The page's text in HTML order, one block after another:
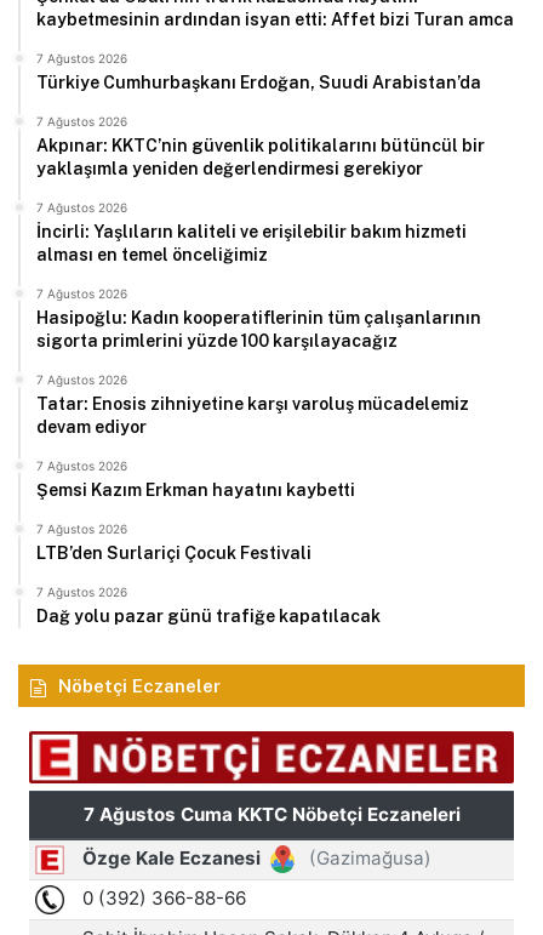
kaybetmesinin ardından isyan etti: Affet bizi Turan amca
7 Ağustos 2026
Türkiye Cumhurbaşkanı Erdoğan, Suudi Arabistan’da
7 Ağustos 2026
Akpınar: KKTC’nin güvenlik politikalarını bütüncül bir
yaklaşımla yeniden değerlendirmesi gerekiyor
7 Ağustos 2026
İncirli: Yaşlıların kaliteli ve erişilebilir bakım hizmeti
alması en temel önceliğimiz
7 Ağustos 2026
Hasipoğlu: Kadın kooperatiflerinin tüm çalışanlarının
sigorta primlerini yüzde 100 karşılayacağız
7 Ağustos 2026
Tatar: Enosis zihniyetine karşı varoluş mücadelemiz
devam ediyor
7 Ağustos 2026
Şemsi Kazım Erkman hayatını kaybetti
7 Ağustos 2026
LTB’den Surlariçi Çocuk Festivali
7 Ağustos 2026
Dağ yolu pazar günü trafiğe kapatılacak
Nöbetçi Eczaneler